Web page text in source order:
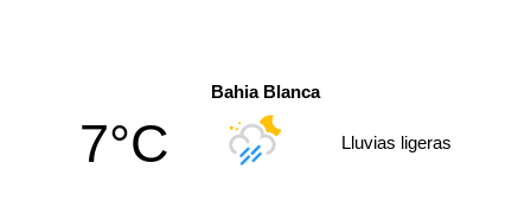
Bahia Blanca
7°C Lluvias ligeras